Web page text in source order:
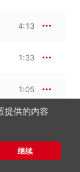
4:13
1:33
1:05
2:28
提供的内容
继续